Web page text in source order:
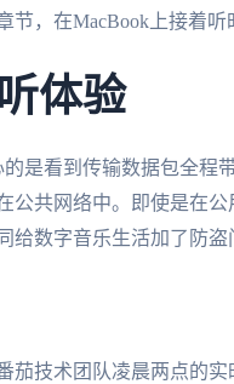
，在MacBook上接着听
体验
是看到传输数据包全程
共网络中。即使是在公
数字音乐生活加了防盗
茄技术团队凌晨两点的